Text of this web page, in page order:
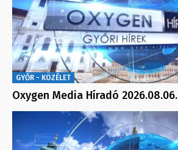
GYŐR - KÖZÉLET
Oxygen Media Híradó 2026.08.06.